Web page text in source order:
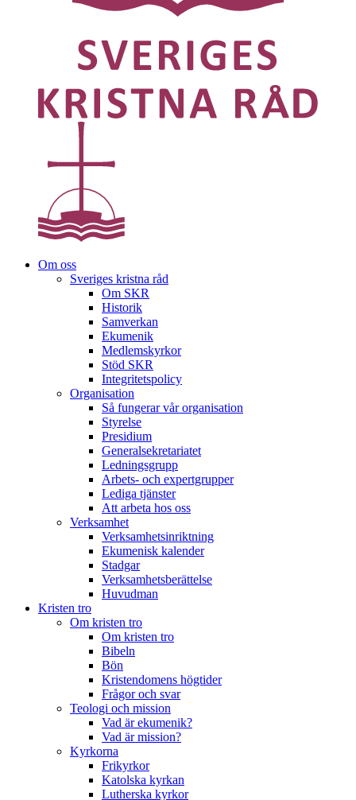
Om oss
Sveriges kristna råd
Om SKR
Historik
Samverkan
Ekumenik
Medlemskyrkor
Stöd SKR
Integritetspolicy
Organisation
Så fungerar vår organisation
Styrelse
Presidium
Generalsekretariatet
Ledningsgrupp
Arbets- och expertgrupper
Lediga tjänster
Att arbeta hos oss
Verksamhet
Verksamhetsinriktning
Ekumenisk kalender
Stadgar
Verksamhetsberättelse
Huvudman
Kristen tro
Om kristen tro
Om kristen tro
Bibeln
Bön
Kristendomens högtider
Frågor och svar
Teologi och mission
Vad är ekumenik?
Vad är mission?
Kyrkorna
Frikyrkor
Katolska kyrkan
Lutherska kyrkor